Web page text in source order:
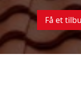
Få et